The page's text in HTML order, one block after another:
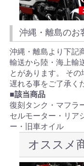
沖縄・離島のお
沖縄・離島より下記
輸送から陸・海上輸
とがあります。 そ
遅れる事をご了承く
■該当商品
復刻タンク・マフラ
セルモーター・リア
ー・旧車オイル
オススメ